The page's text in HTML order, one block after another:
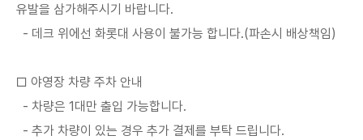
유발을 삼가해주시기 바랍니다.
- 데크 위에선 화롯대 사용이 불가능 합니다.(파손시 배상책임)
□ 야영장 차량 주차 안내
- 차량은 1대만 출입 가능합니다.
- 추가 차량이 있는 경우 추가 결제를 부탁 드립니다.